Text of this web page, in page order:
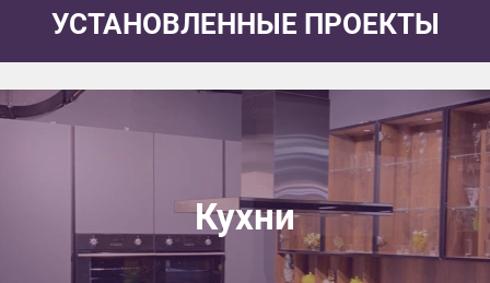
УСТАНОВЛЕННЫЕ ПРОЕКТЫ
Кухни